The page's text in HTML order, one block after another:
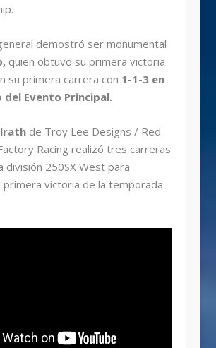
demostró ser monumental
quien obtuvo su primera victoria
su primera carrera con 1-1-3 en
Evento Principal.
de Troy Lee Designs / Red
Racing realizó tres carreras
división 250SX West para
primera victoria de la temporada